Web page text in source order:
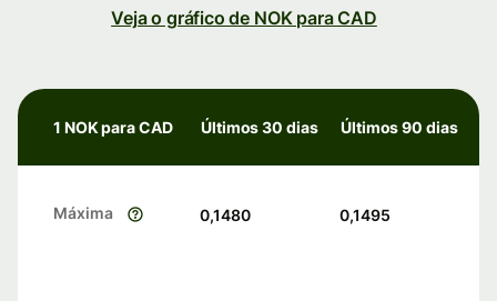
Veja o gráfico de NOK para CAD
1 NOK para CAD Últimos 30 dias Últimos 90 dias
Máxima 0,1480 0,1495